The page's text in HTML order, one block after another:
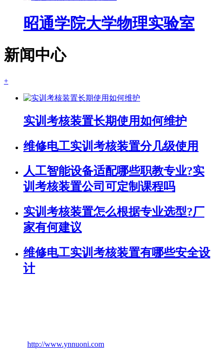
昭通学院大学物理实验室
新闻中心
+
实训考核装置长期使用如何维护
维修电工实训考核装置分几级使用
人工智能设备适配哪些职教专业?实
训考核装置公司可定制课程吗
实训考核装置怎么根据专业选型?厂
家有何建议
维修电工实训考核装置有哪些安全设
计
http://www.ynnuoni.com